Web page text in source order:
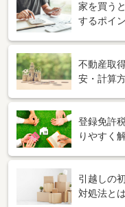
家を買う
するポイ
不動産取
安・計算
登録免許
りやすく
引越しの
対処法とは